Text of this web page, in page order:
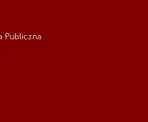
Publiczna